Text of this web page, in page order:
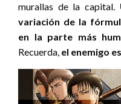
murallas de la capital.
variación de la
en la parte más
Recuerda, el enemigo